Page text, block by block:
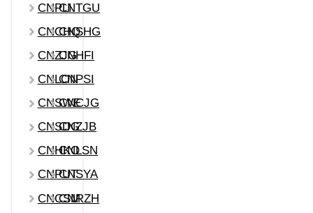
CNPLICNTGU
CNCHQCNSHG
CNZJGCNHFI
CNLON
CNPSI
CNSWE
CNCJG
CNSDG
CNZJB
CNHKO
CNLSN
CNPUTCNSYA
CNCSM
CNRZH